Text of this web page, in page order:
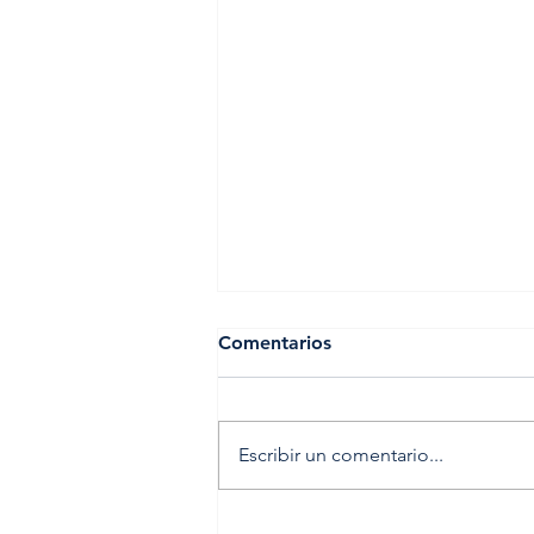
Comentarios
Escribir un comentario...